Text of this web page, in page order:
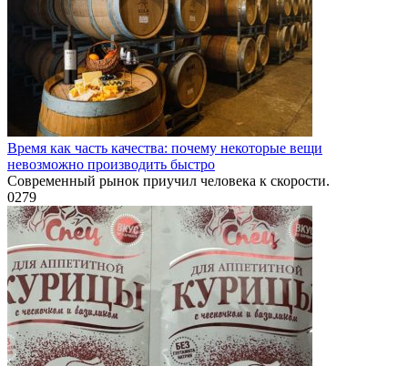
Время как часть качества: почему некоторые вещи
невозможно производить быстро
Современный рынок приучил человека к скорости.
0279